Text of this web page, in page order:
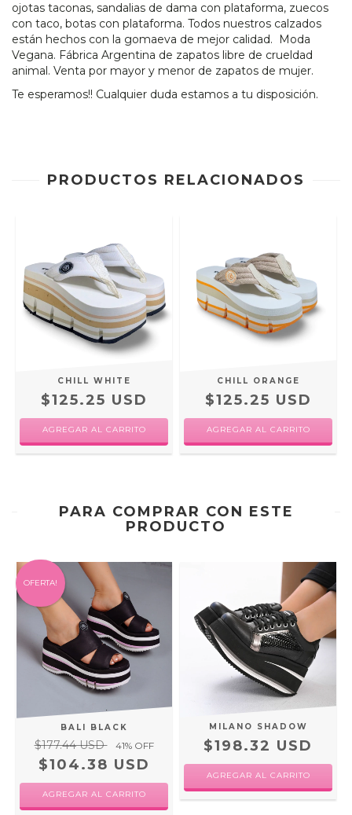
ojotas taconas, sandalias de dama con plataforma, zuecos
con taco, botas con plataforma. Todos nuestros calzados
están hechos con la gomaeva de mejor calidad. Moda
Vegana. Fábrica Argentina de zapatos libre de crueldad
animal. Venta por mayor y menor de zapatos de mujer.
Te esperamos!! Cualquier duda estamos a tu disposición.
PRODUCTOS RELACIONADOS
CHILL WHITE
$125.25 USD
AGREGAR AL CARRITO
CHILL ORANGE
$125.25 USD
AGREGAR AL CARRITO
PARA COMPRAR CON ESTE
PRODUCTO
OFERTA!
BALI BLACK
$177.44 USD 41% OFF
$104.38 USD
AGREGAR AL CARRITO
MILANO SHADOW
$198.32 USD
AGREGAR AL CARRITO